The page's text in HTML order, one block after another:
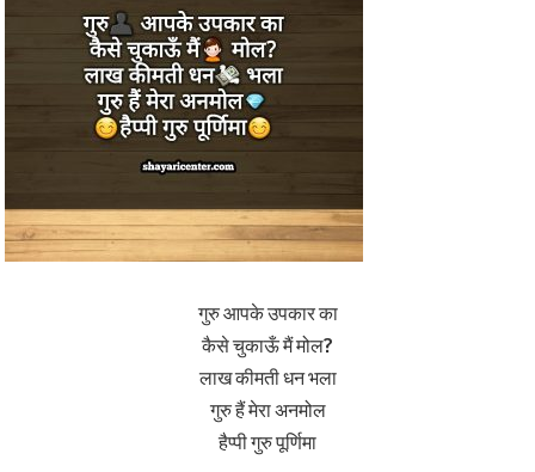
गुरु आपके उपकार का
कैसे चुकाऊँ मैं मोल?
लाख कीमती धन भला
गुरु हैं मेरा अनमोल
हैप्पी गुरु पूर्णिमा